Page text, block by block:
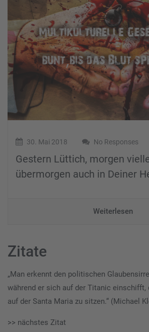
30. Mai 2018 No Responses
Gestern Lüttich, morgen
übermorgen auch in Deiner
Weiterlesen
Zitate
„Man erkennt den politischen
während er sich auf der Titanic einschifft,
auf der Santa Maria zu sitzen.“ (Michael
>> nächstes Zitat